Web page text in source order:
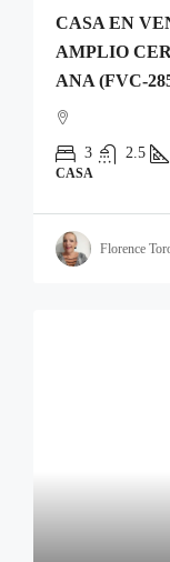
CASA EN
AMPLIO
ANA (FVC-
3 2.5
CASA
Florence